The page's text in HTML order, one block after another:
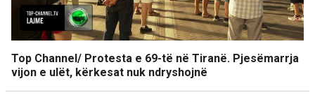
Top Channel/ Protesta e 69-të në Tiranë. Pjesëmarrja
vijon e ulët, kërkesat nuk ndryshojnë